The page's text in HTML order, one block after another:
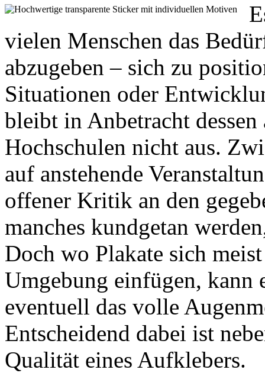
vielen Menschen das
abzugeben – sich zu
Situationen oder
bleibt in Anbetracht
Hochschulen nicht aus.
auf anstehende
offener Kritik an den
manches kundgetan
Doch wo Plakate sich
Umgebung einfügen, kann
eventuell das volle
Entscheidend dabei ist
Qualität eines Aufklebers.